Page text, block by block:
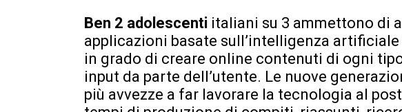
Ben 2 adolescenti italiani su 3 ammettono di
applicazioni basate sull’intelligenza artificiale
in grado di creare online contenuti di ogni
input da parte dell’utente. Le nuove
più avvezze a far lavorare la tecnologia al